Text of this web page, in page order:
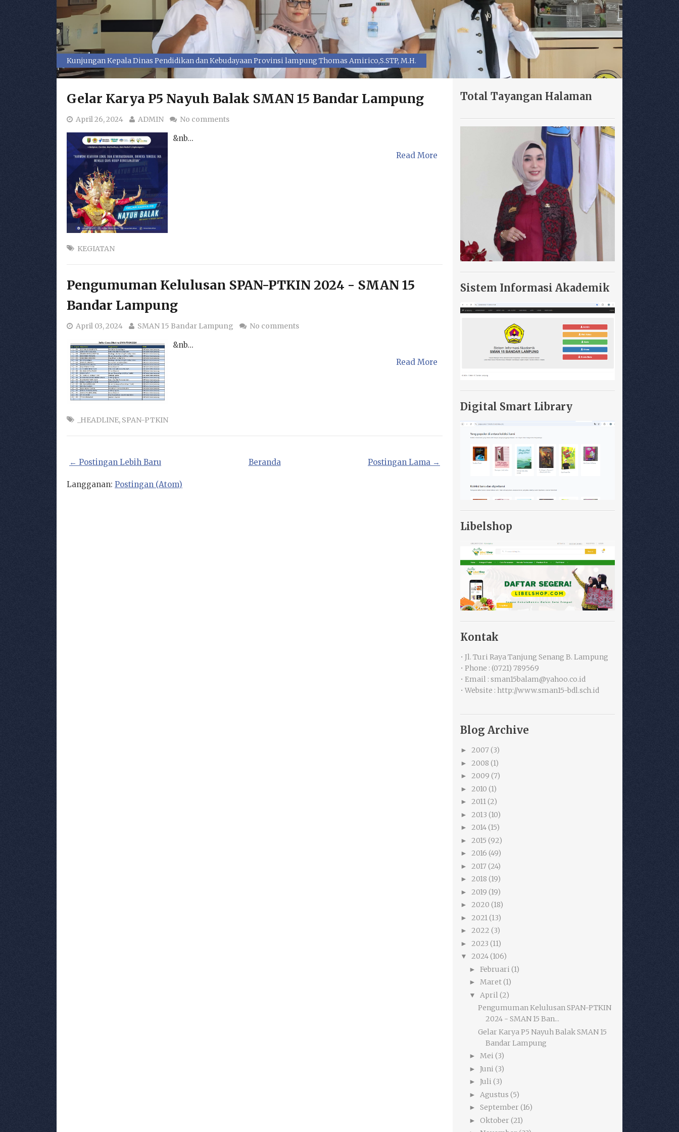
Kunjungan Kepala Dinas Pendidikan dan Kebudayaan Provinsi lampung Thomas Amirico,S.STP, M.H.
Gelar Karya P5 Nayuh Balak SMAN 15 Bandar Lampung
April 26, 2024 ADMIN No comments
&nb...
Read More
KEGIATAN
Pengumuman Kelulusan SPAN-PTKIN 2024 - SMAN 15
Bandar Lampung
April 03, 2024 SMAN 15 Bandar Lampung No comments
&nb...
Read More
_HEADLINE, SPAN-PTKIN
← Postingan Lebih Baru Postingan Lama →
Beranda
Langganan: Postingan (Atom)
Total Tayangan Halaman
Sistem Informasi Akademik
Digital Smart Library
Libelshop
Kontak
• Jl. Turi Raya Tanjung Senang B. Lampung
• Phone : (0721) 789569
• Email : sman15balam@yahoo.co.id
• Website : http://www.sman15-bdl.sch.id
Blog Archive
► 2007 (3)
► 2008 (1)
► 2009 (7)
► 2010 (1)
► 2011(2)
► 2013 (10)
► 2014(15)
► 2015 (92)
► 2016 (49)
► 2017 (24)
► 2018 (19)
► 2019 (19)
► 2020 (18)
► 2021(13)
► 2022 (3)
► 2023 (11)
▼ 2024(106)
► Februari (1)
► Maret(1)
▼ April(2)
Pengumuman Kelulusan SPAN-PTKIN
2024 - SMAN 15 Ban...
Gelar Karya P5 Nayuh Balak SMAN 15
Bandar Lampung
► Mei (3)
► Juni (3)
► Juli (3)
► Agustus (5)
► September (16)
► Oktober (21)